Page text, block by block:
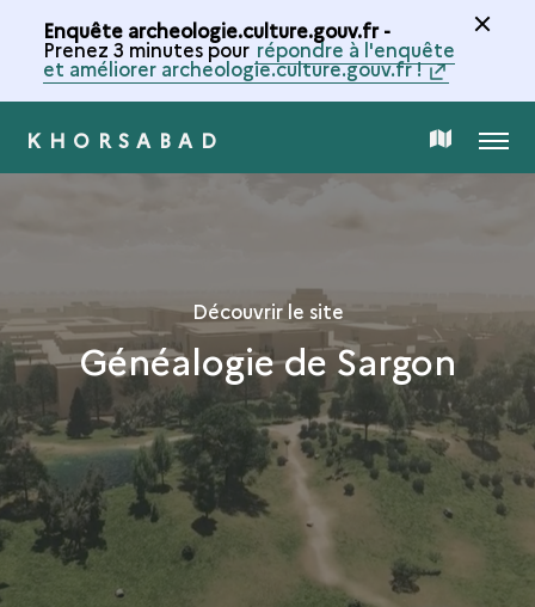
Enquête archeologie.culture.gouv.fr -
Prenez 3 minutes pour répondre à l'enquête
et améliorer archeologie.culture.gouv.fr !
KHORSABAD CARTE
COLLECTION
MENU
Découvrir le site
Généalogie de Sargon